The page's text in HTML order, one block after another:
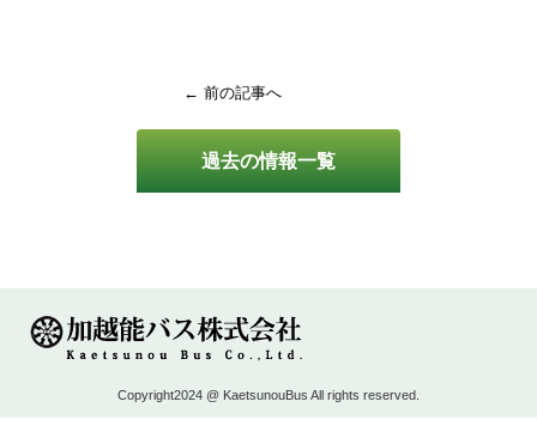
過去の情報一覧
← 前の記事へ
Copyright2024 @ KaetsunouBus All rights reserved.